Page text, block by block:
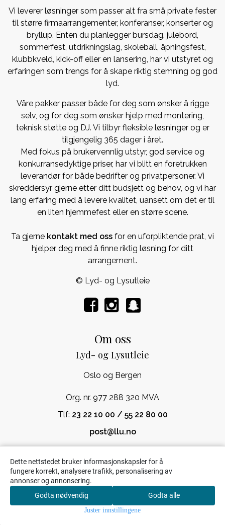
Søk
Vi leverer løsninger som passer alt fra små private fester
til større firmaarrangementer, konferanser, konserter og
bryllup. Enten du planlegger bursdag, julebord,
sommerfest, utdrikningslag, skoleball, åpningsfest,
klubbkveld, kick-off eller en lansering, har vi utstyret og
erfaringen som trengs for å skape riktig stemning og god
lyd.
Våre pakker passer både for deg som ønsker å rigge
selv, og for deg som ønsker hjelp med montering,
teknisk støtte og DJ. Vi tilbyr fleksible løsninger og er
tilgjengelig 365 dager i året.
Med fokus på brukervennlig utstyr, god service og
konkurransedyktige priser, har vi blitt en foretrukken
leverandør for både bedrifter og privatpersoner. Vi
skreddersyr gjerne etter ditt budsjett og behov, og vi har
lang erfaring med å levere kvalitet, uansett om det er til
en liten hjemmefest eller en større scene.
Ta gjerne kontakt med oss for en uforpliktende prat, vi
hjelper deg med å finne riktig løsning for ditt
arrangement.
© Lyd- og Lysutleie
Om oss
Lyd- og Lysutleie
Oslo og Bergen
Org. nr. 977 288 320 MVA
Tlf: 23 22 10 00 / 55 22 80 00
post@llu.no
Kundeservice
Leie- og leveringsbetingelser
Om oss
Dette nettstedet bruker informasjonskapsler for å
fungere korrekt, analysere trafikk, personalisering av
annonser og annonsering.
Godta nødvendig
Godta alle
Juster innstillingene